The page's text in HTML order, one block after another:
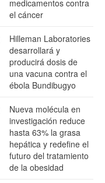
medicamentos contra
el cáncer
Hilleman Laboratories
desarrollará y
producirá dosis de
una vacuna contra el
ébola Bundibugyo
Nueva molécula en
investigación reduce
hasta 63% la grasa
hepática y redefine el
futuro del tratamiento
de la obesidad